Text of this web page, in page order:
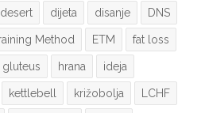
desert dijeta disanje DNS
Method ETM fat loss
gluteus hrana ideja
kettlebell križobolja LCHF